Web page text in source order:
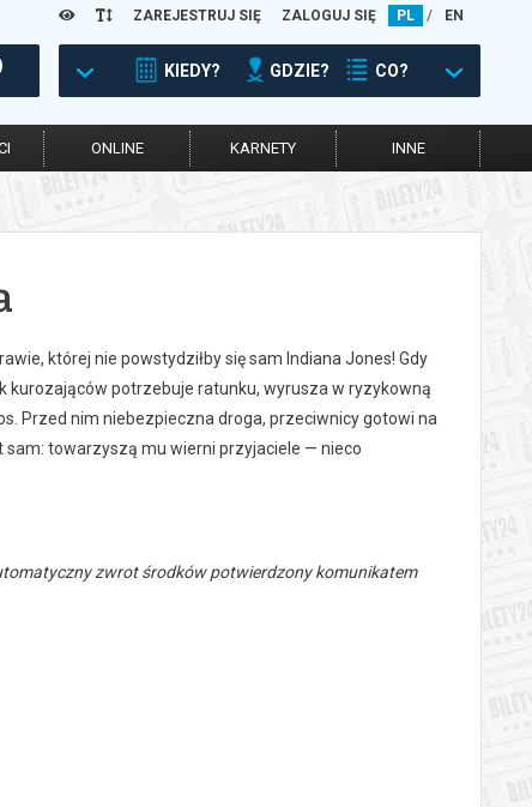
ZAREJESTRUJ SIĘ ZALOGUJ SIĘ PL / EN
KIEDY? GDZIE? CO?
ONLINE KARNETY INNE
której nie powstydziłby się sam Indiana Jones! Gdy
kurozająców potrzebuje ratunku, wyrusza w ryzykowną
Przed nim niebezpieczna droga, przeciwnicy gotowi na
sam: towarzyszą mu wierni przyjaciele — nieco
zwrot środków potwierdzony komunikatem